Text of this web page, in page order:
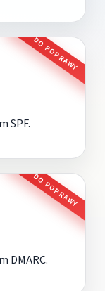
DO POPRAWY
SPF.
DO POPRAWY
DMARC.